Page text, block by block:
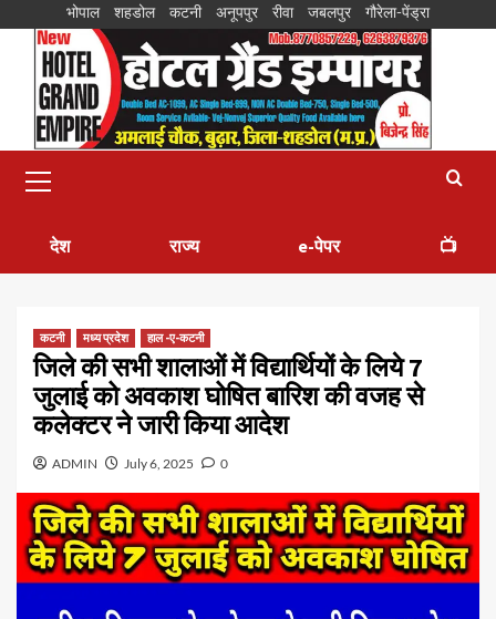
भोपाल शहडोल कटनी अनूपपुर रीवा जबलपुर गौरेला-पेंड्रा
देश राज्य e-पेपर 📺
कटनी मध्य प्रदेश हाल -ए-कटनी
जिले की सभी शालाओं में विद्यार्थियों के लिये 7
जुलाई को अवकाश घोषित बारिश की वजह से
कलेक्टर ने जारी किया आदेश
ADMIN July 6, 2025 0